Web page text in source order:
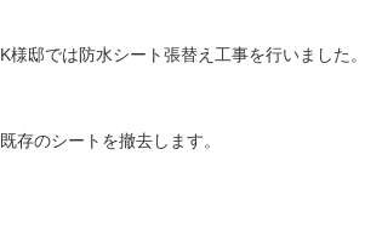
K様邸では防水シート張替え工事を行いました。
既存のシートを撤去します。